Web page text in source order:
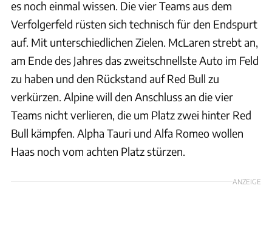
es noch einmal wissen. Die vier Teams aus dem
Verfolgerfeld rüsten sich technisch für den Endspurt
auf. Mit unterschiedlichen Zielen. McLaren strebt an,
am Ende des Jahres das zweitschnellste Auto im Feld
zu haben und den Rückstand auf Red Bull zu
verkürzen. Alpine will den Anschluss an die vier
Teams nicht verlieren, die um Platz zwei hinter Red
Bull kämpfen. Alpha Tauri und Alfa Romeo wollen
Haas noch vom achten Platz stürzen.
ANZEIGE